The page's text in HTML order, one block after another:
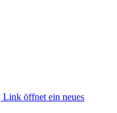
öffnet ein neues